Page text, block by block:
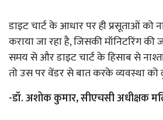
डाइट चार्ट के आधार पर ही प्रसूताओं को
कराया जा रहा है, जिसकी मॉनिटरिंग की
समय से और डाइट चार्ट के हिसाब से
तो उस पर वेंडर से बात करके व्यवस्था को
-डॉ. अशोक कुमार, सीएचसी अधीक्षक